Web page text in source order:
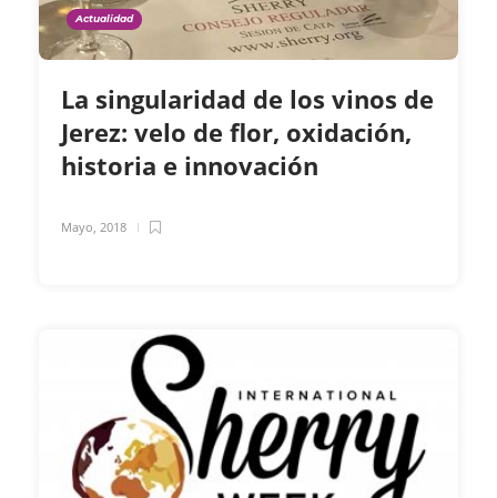
Actualidad
La singularidad de los vinos de
Jerez: velo de flor, oxidación,
historia e innovación
Mayo, 2018